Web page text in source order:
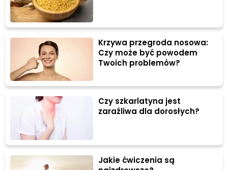
Krzywa przegroda nosowa:
Czy może być powodem
Twoich problemów?
Czy szkarlatyna jest
zaraźliwa dla dorosłych?
Jakie ćwiczenia są